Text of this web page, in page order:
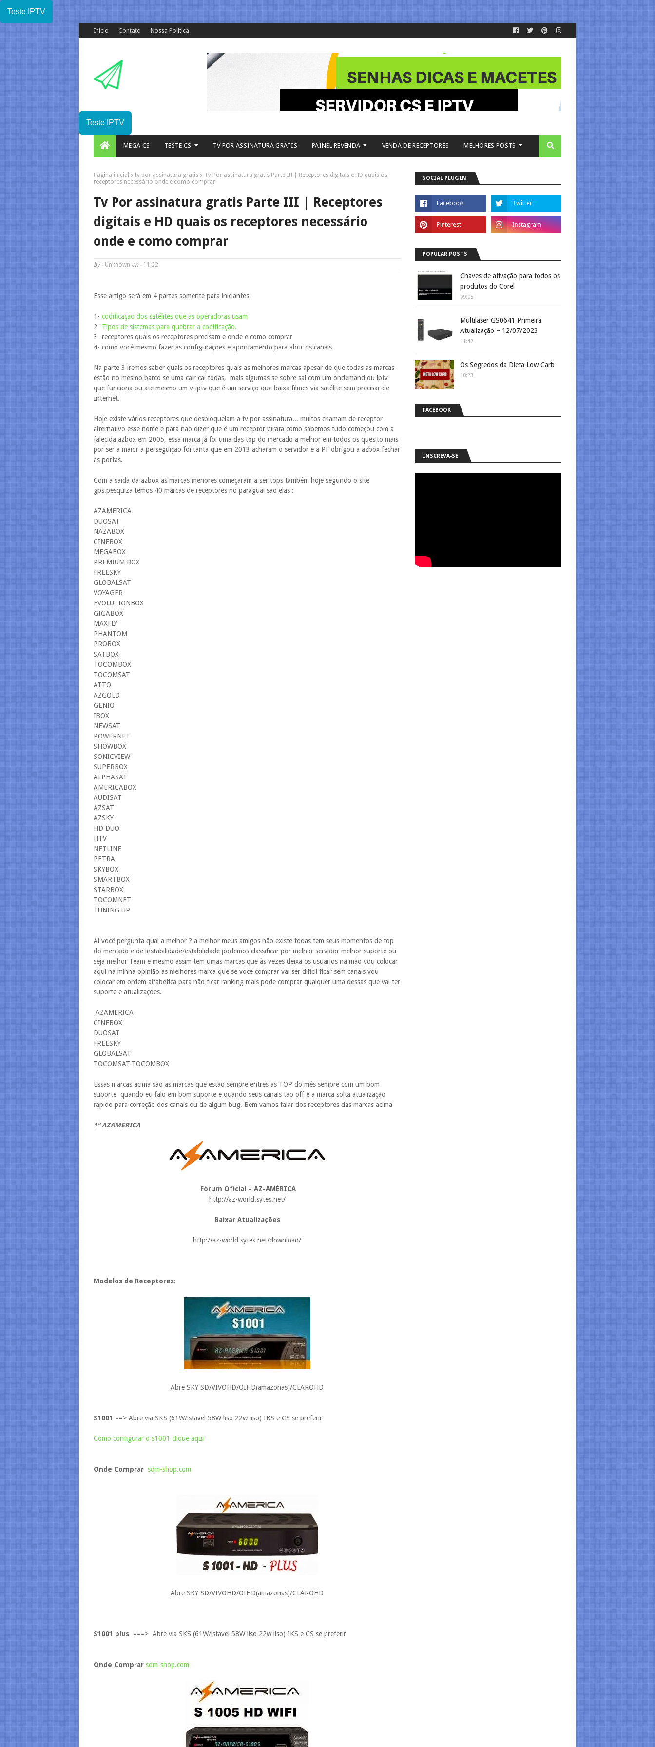
Teste IPTV
Início Contato Nossa Política
Teste IPTV
MEGA CS TESTE CS TV POR ASSINATURA GRATIS PAINEL REVENDA VENDA DE RECEPTORES MELHORES POSTS
Página inicial tv por assinatura gratis
Tv Por assinatura gratis Parte III | Receptores digitais e HD quais os
receptores necessário onde e como comprar
Tv Por assinatura gratis Parte III | Receptores
digitais e HD quais os receptores necessário
onde e como comprar
by - Unknown on - 11:22
Esse artigo será em 4 partes somente para iniciantes:
1- codificação dos satélites que as operadoras usam
2- Tipos de sistemas para quebrar a codificação.
3- receptores quais os receptores precisam e onde e como comprar
4- como você mesmo fazer as configurações e apontamento para abrir os canais.
Na parte 3 iremos saber quais os receptores quais as melhores marcas apesar de que todas as marcas
estão no mesmo barco se uma cair cai todas, mais algumas se sobre sai com um ondemand ou iptv
que funciona ou ate mesmo um v-iptv que é um serviço que baixa filmes via satélite sem precisar de
Internet.
Hoje existe vários receptores que desbloqueiam a tv por assinatura... muitos chamam de receptor
alternativo esse nome e para não dizer que é um receptor pirata como sabemos tudo começou com a
falecida azbox em 2005, essa marca já foi uma das top do mercado a melhor em todos os quesito mais
por ser a maior a perseguição foi tanta que em 2013 acharam o servidor e a PF obrigou a azbox fechar
as portas.
Com a saida da azbox as marcas menores começaram a ser tops também hoje segundo o site
gps.pesquiza temos 40 marcas de receptores no paraguai são elas :
AZAMERICA
DUOSAT
NAZABOX
CINEBOX
MEGABOX
PREMIUM BOX
FREESKY
GLOBALSAT
VOYAGER
EVOLUTIONBOX
GIGABOX
MAXFLY
PHANTOM
PROBOX
SATBOX
TOCOMBOX
TOCOMSAT
ATTO
AZGOLD
GENIO
IBOX
NEWSAT
POWERNET
SHOWBOX
SONICVIEW
SUPERBOX
ALPHASAT
AMERICABOX
AUDISAT
AZSAT
AZSKY
HD DUO
HTV
NETLINE
PETRA
SKYBOX
SMARTBOX
STARBOX
TOCOMNET
TUNING UP
Aí você pergunta qual a melhor ? a melhor meus amigos não existe todas tem seus momentos de top
do mercado e de instabilidade/estabilidade podemos classificar por melhor servidor melhor suporte ou
seja melhor Team e mesmo assim tem umas marcas que às vezes deixa os usuarios na mão vou colocar
aqui na minha opinião as melhores marca que se voce comprar vai ser difícil ficar sem canais vou
colocar em ordem alfabetica para não ficar ranking mais pode comprar qualquer uma dessas que vai ter
suporte e atualizações.
AZAMERICA
CINEBOX
DUOSAT
FREESKY
GLOBALSAT
TOCOMSAT-TOCOMBOX
Essas marcas acima são as marcas que estão sempre entres as TOP do mês sempre com um bom
suporte quando eu falo em bom suporte e quando seus canais tão off e a marca solta atualização
rapido para correção dos canais ou de algum bug. Bem vamos falar dos receptores das marcas acima
1º AZAMERICA
Fórum Oficial – AZ-AMÉRICA
http://az-world.sytes.net/
Baixar Atualizações
http://az-world.sytes.net/download/
Modelos de Receptores:
Abre SKY SD/VIVOHD/OIHD(amazonas)/CLAROHD
S1001 ==> Abre via SKS (61W/istavel 58W liso 22w liso) IKS e CS se preferir
Como configurar o s1001 clique aqui
Onde Comprar sdm-shop.com
Abre SKY SD/VIVOHD/OIHD(amazonas)/CLAROHD
S1001 plus ===> Abre via SKS (61W/istavel 58W liso 22w liso) IKS e CS se preferir
Onde Comprar sdm-shop.com
SOCIAL PLUGIN
POPULAR POSTS
Chaves de ativação para todos os
produtos do Corel
09:05
Multilaser GS0641 Primeira
Atualização – 12/07/2023
11:47
Os Segredos da Dieta Low Carb
10:23
FACEBOOK
INSCREVA-SE